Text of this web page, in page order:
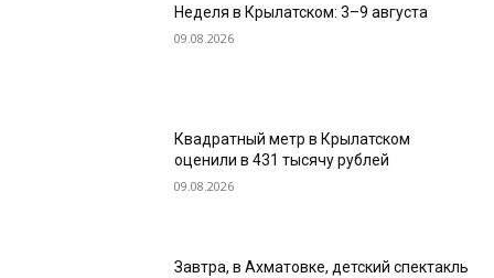
Неделя в Крылатском: 3–9 августа
09.08.2026
Квадратный метр в Крылатском
оценили в 431 тысячу рублей
09.08.2026
Завтра, в Ахматовке, детский спектакль